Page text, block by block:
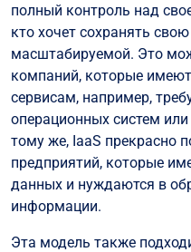
полный контроль над
кто хочет сохранять
масштабируемой. Это
компаний, которые
сервисам, например,
операционных систем
тому же, IaaS прекрасно
предприятий, которые
данных и нуждаются в
информации.
Эта модель также